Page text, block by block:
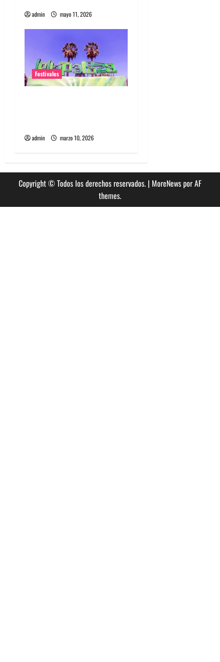
sadmin mayo 11, 2026
Festivales
admin marzo 10, 2026
Copyright © Todos los derechos reservados. | MoreNewspor AF
themes.